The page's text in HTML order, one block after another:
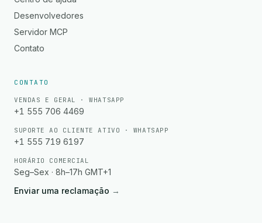
Desenvolvedores
Servidor MCP
Contato
CONTATO
VENDAS E GERAL · WHATSAPP
+1 555 706 4469
SUPORTE AO CLIENTE ATIVO · WHATSAPP
+1 555 719 6197
HORÁRIO COMERCIAL
Seg–Sex · 8h–17h GMT+1
Enviar uma reclamação →